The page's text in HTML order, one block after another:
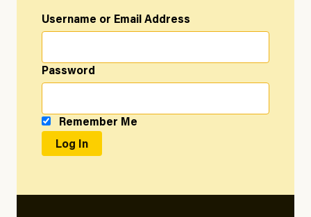
Username or Email Address
Password
Remember Me